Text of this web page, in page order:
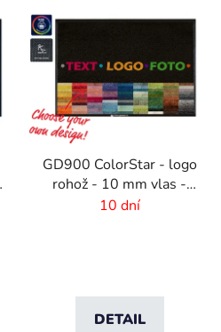
GD900 ColorStar - logo
rohož - 10 mm vlas -
rozmer na mieru
10 dní
DETAIL